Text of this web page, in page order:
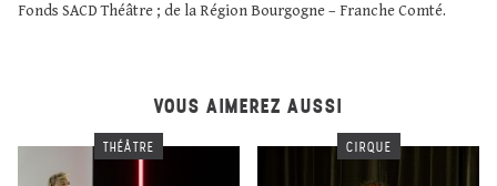
Fonds SACD Théâtre ; de la Région Bourgogne – Franche Comté.
VOUS AIMEREZ AUSSI
THÉÂTRE CIRQUE